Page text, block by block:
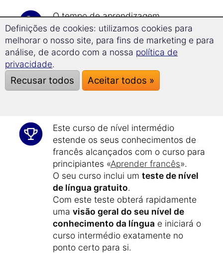
O tempo de aprendizagem
recomendado é de apenas17
minutos por dia.
Ficará surpreendido/a com a rapidez
vocabulário
com este curso!
O curso intermédio ensina-lhe
Este curso de nível intermédio
estende os seus conhecimentos de
francês alcançados com o curso para
principiantes «Aprender francês».
O seu curso inclui um teste de nível
de língua gratuito.
Com este teste obterá rapidamente
uma visão geral do seu nível de
conhecimento da língua e iniciará o
curso intermédio exatamente no
ponto certo para si.
Definições de cookies: utilizamos cookies para
melhorar o nosso site, para fins de marketing e para
análise, de acordo com a nossa política de
privacidade.
Recusar todos Aceitar todos »